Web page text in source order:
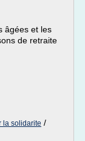
âgées et les
de retraite
la solidarite /